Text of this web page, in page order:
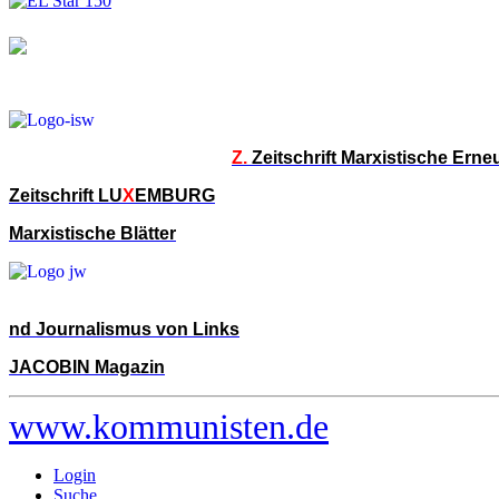
Z. Zeitschrift Marxistische
Zeitschrift LUX EMBURG
Marxistische Blätter
nd Journalismus von Links
JACOBIN Magazin
www.kommunisten.de
Login
Suche